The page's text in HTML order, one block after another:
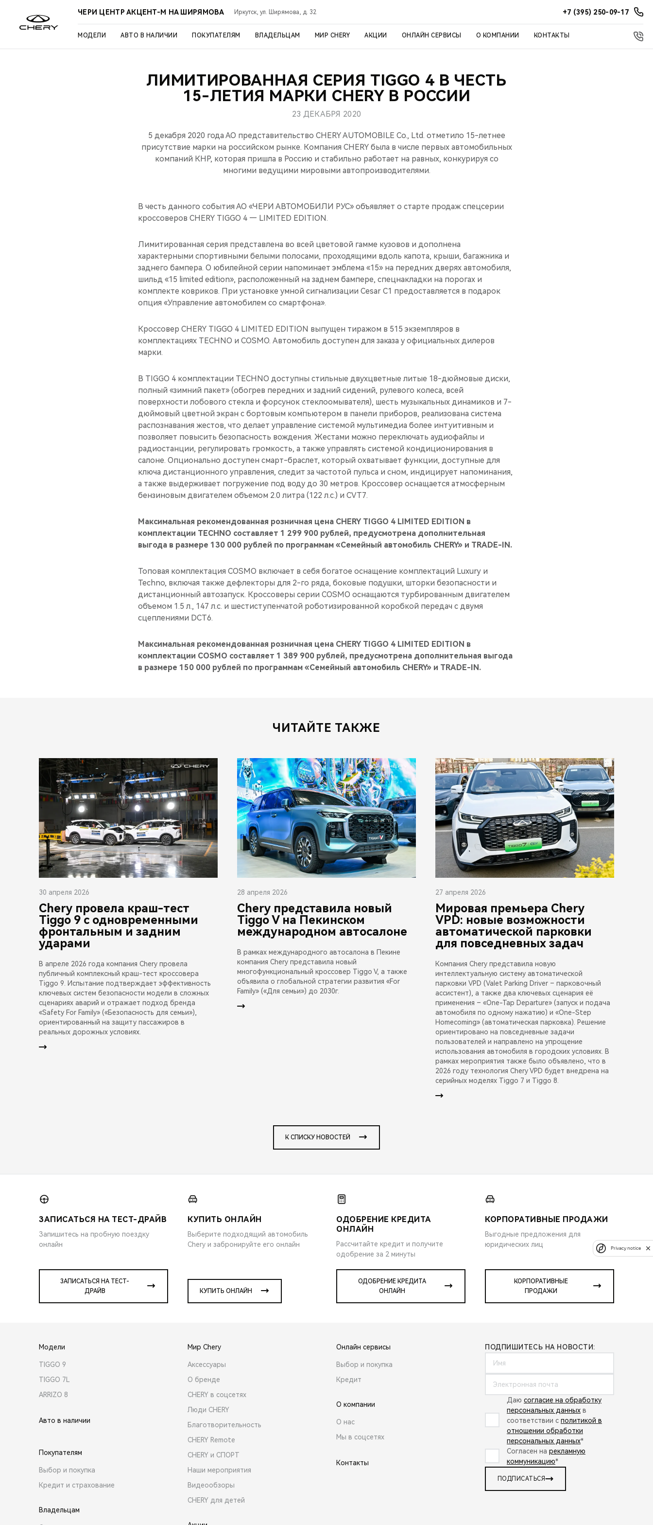
ЧЕРИ ЦЕНТР АКЦЕНТ-М НА ШИРЯМОВА Иркутск, ул. Ширямова, д. 32 +7 (395) 250-09-17
МОДЕЛИ АВТО В НАЛИЧИИ ПОКУПАТЕЛЯМ ВЛАДЕЛЬЦАМ МИР CHERY АКЦИИ ОНЛАЙН СЕРВИСЫ О КОМПАНИИ КОНТАКТЫ
ЛИМИТИРОВАННАЯ СЕРИЯ TIGGO 4 В ЧЕСТЬ
15-ЛЕТИЯ МАРКИ CHERY В РОССИИ
23 ДЕКАБРЯ 2020
5 декабря 2020 года АО представительство CHERY AUTOMOBILE Co., Ltd. отметило 15-летнее
присутствие марки на российском рынке. Компания CHERY была в числе первых автомобильных
компаний КНР, которая пришла в Россию и стабильно работает на равных, конкурируя со
многими ведущими мировыми автопроизводителями.
В честь данного события АО «ЧЕРИ АВТОМОБИЛИ РУС» объявляет о старте продаж спецсерии
кроссоверов CHERY TIGGO 4 — LIMITED EDITION.
Лимитированная серия представлена во всей цветовой гамме кузовов и дополнена
характерными спортивными белыми полосами, проходящими вдоль капота, крыши, багажника и
заднего бампера. О юбилейной серии напоминает эмблема «15» на передних дверях автомобиля,
шильд «15 limited edition», расположенный на заднем бампере, спецнакладки на порогах и
комплекте ковриков. При установке умной сигнализации Cesar C1 предоставляется в подарок
опция «Управление автомобилем со смартфона».
Кроссовер CHERY TIGGO 4 LIMITED EDITION выпущен тиражом в 515 экземпляров в
комплектациях TECHNO и COSMO. Автомобиль доступен для заказа у официальных дилеров
марки.
В TIGGO 4 комплектации TECHNO доступны стильные двухцветные литые 18-дюймовые диски,
полный «зимний пакет» (обогрев передних и задний сидений, рулевого колеса, всей
поверхности лобового стекла и форсунок стеклоомывателя), шесть музыкальных динамиков и 7-
дюймовый цветной экран с бортовым компьютером в панели приборов, реализована система
распознавания жестов, что делает управление системой мультимедиа более интуитивным и
позволяет повысить безопасность вождения. Жестами можно переключать аудиофайлы и
радиостанции, регулировать громкость, а также управлять системой кондиционирования в
салоне. Опционально доступен смарт-браслет, который охватывает функции, доступные для
ключа дистанционного управления, следит за частотой пульса и сном, индицирует напоминания,
а также выдерживает погружение под воду до 30 метров. Кроссовер оснащается атмосферным
бензиновым двигателем объемом 2.0 литра (122 л.с.) и CVT7.
Максимальная рекомендованная розничная цена CHERY TIGGO 4 LIMITED EDITION в
комплектации TECHNO составляет 1 299 900 рублей, предусмотрена дополнительная
выгода в размере 130 000 рублей по программам «Семейный автомобиль CHERY» и TRADE-IN.
Топовая комплектация COSMO включает в себя богатое оснащение комплектаций Luxury и
Techno, включая также дефлекторы для 2-го ряда, боковые подушки, шторки безопасности и
дистанционный автозапуск. Кроссоверы серии COSMO оснащаются турбированным двигателем
объемом 1.5 л., 147 л.с. и шестиступенчатой роботизированной коробкой передач с двумя
сцеплениями DCT6.
Максимальная рекомендованная розничная цена CHERY TIGGO 4 LIMITED EDITION в
комплектации COSMO составляет 1 389 900 рублей, предусмотрена дополнительная выгода
в размере 150 000 рублей по программам «Семейный автомобиль CHERY» и TRADE-IN.
ЧИТАЙТЕ ТАКЖЕ
30 апреля 2026
Chery провела краш-тест
Tiggo 9 с одновременными
фронтальным и задним
ударами
В апреле 2026 года компания Chery провела
публичный комплексный краш-тест кроссовера
Tiggo 9. Испытание подтверждает эффективность
ключевых систем безопасности модели в сложных
сценариях аварий и отражает подход бренда
«Safety For Family» («Безопасность для семьи»),
ориентированный на защиту пассажиров в
реальных дорожных условиях.
28 апреля 2026
Chery представила новый
Tiggo V на Пекинском
международном автосалоне
В рамках международного автосалона в Пекине
компания Chery представила новый
многофункциональный кроссовер Tiggo V, а также
объявила о глобальной стратегии развития «For
Family» («Для семьи») до 2030г.
27 апреля 2026
Мировая премьера Chery
VPD: новые возможности
автоматической парковки
для повседневных задач
Компания Chery представила новую
интеллектуальную систему автоматической
парковки VPD (Valet Parking Driver – парковочный
ассистент), а также два ключевых сценария её
применения – «One-Tap Departure» (запуск и подача
автомобиля по одному нажатию) и «One-Step
Homecoming» (автоматическая парковка). Решение
ориентировано на повседневные задачи
пользователей и направлено на упрощение
использования автомобиля в городских условиях. В
рамках мероприятия также было объявлено, что в
2026 году технология Chery VPD будет внедрена на
серийных моделях Tiggo 7 и Tiggo 8.
К СПИСКУ НОВОСТЕЙ
ЗАПИСАТЬСЯ НА ТЕСТ-ДРАЙВ
Запишитесь на пробную поездку
онлайн
ЗАПИСАТЬСЯ НА ТЕСТ-
ДРАЙВ
КУПИТЬ ОНЛАЙН
Выберите подходящий автомобиль
Chery и забронируйте его онлайн
КУПИТЬ ОНЛАЙН
ОДОБРЕНИЕ КРЕДИТА
ОНЛАЙН
Рассчитайте кредит и получите
одобрение за 2 минуты
ОДОБРЕНИЕ КРЕДИТА
ОНЛАЙН
КОРПОРАТИВНЫЕ ПРОДАЖИ
Выгодные предложения для
юридических лиц
КОРПОРАТИВНЫЕ
ПРОДАЖИ
Модели
TIGGO 9
TIGGO 7L
ARRIZO 8
Авто в наличии
Покупателям
Выбор и покупка
Кредит и страхование
Владельцам
Мир Chery
Аксессуары
О бренде
CHERY в соцсетях
Люди CHERY
Благотворительность
CHERY Remote
CHERY и СПОРТ
Наши мероприятия
Видеообзоры
CHERY для детей
Онлайн сервисы
Выбор и покупка
Кредит
О компании
О нас
Мы в соцсетях
Контакты
ПОДПИШИТЕСЬ НА НОВОСТИ:
Даю согласие на обработку
персональных данных в
соответствии с политикой в
отношении обработки
персональных данных*
Согласен на рекламную
коммуникацию*
ПОДПИСАТЬСЯ
Privacy notice